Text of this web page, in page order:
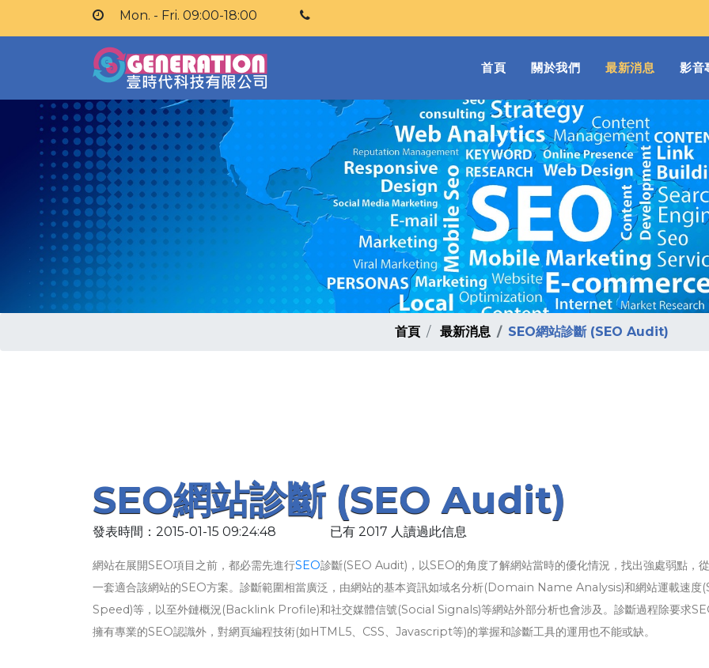
Mon. - Fri. 09:00-18:00
首頁(current)
關於我們 最新消息 影音
首頁 最新消息 SEO網站診斷 (SEO Audit)
SEO網站診斷 (SEO Audit)
發表時間：2015-01-15 09:24:48 已有 2017 人讀過此信息
網站在展開SEO項目之前，都必需先進行SEO診斷(SEO Audit)，以SEO的角度了解網站當時的優化情況，找出強處弱點，
一套適合該網站的SEO方案。診斷範圍相當廣泛，由網站的基本資訊如域名分析(Domain Name Analysis)和網站運載速度
Speed)等，以至外鏈概況(Backlink Profile)和社交媒體信號(Social Signals)等網站外部分析也會涉及。診斷過程除要求
擁有專業的SEO認識外，對網頁編程技術(如HTML5、CSS、Javascript等)的掌握和診斷工具的運用也不能或缺。